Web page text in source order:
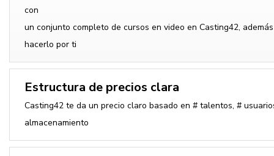
con
un conjunto completo de cursos en video en Casting42,
hacerlo por ti
Estructura de precios clara
Casting42 te da un precio claro basado en # talentos, #
almacenamiento